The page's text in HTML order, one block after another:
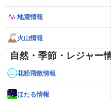
地震情報
火山情報
自然・季節・レジャー
花粉飛散情報
ほたる情報